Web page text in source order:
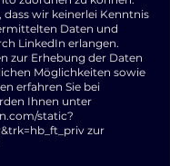
dass wir keinerlei Kenntnis
Daten und
LinkedIn erlangen.
zur Erhebung der Daten
Möglichkeiten sowie
erfahren Sie bei
Ihnen unter
static?
zur